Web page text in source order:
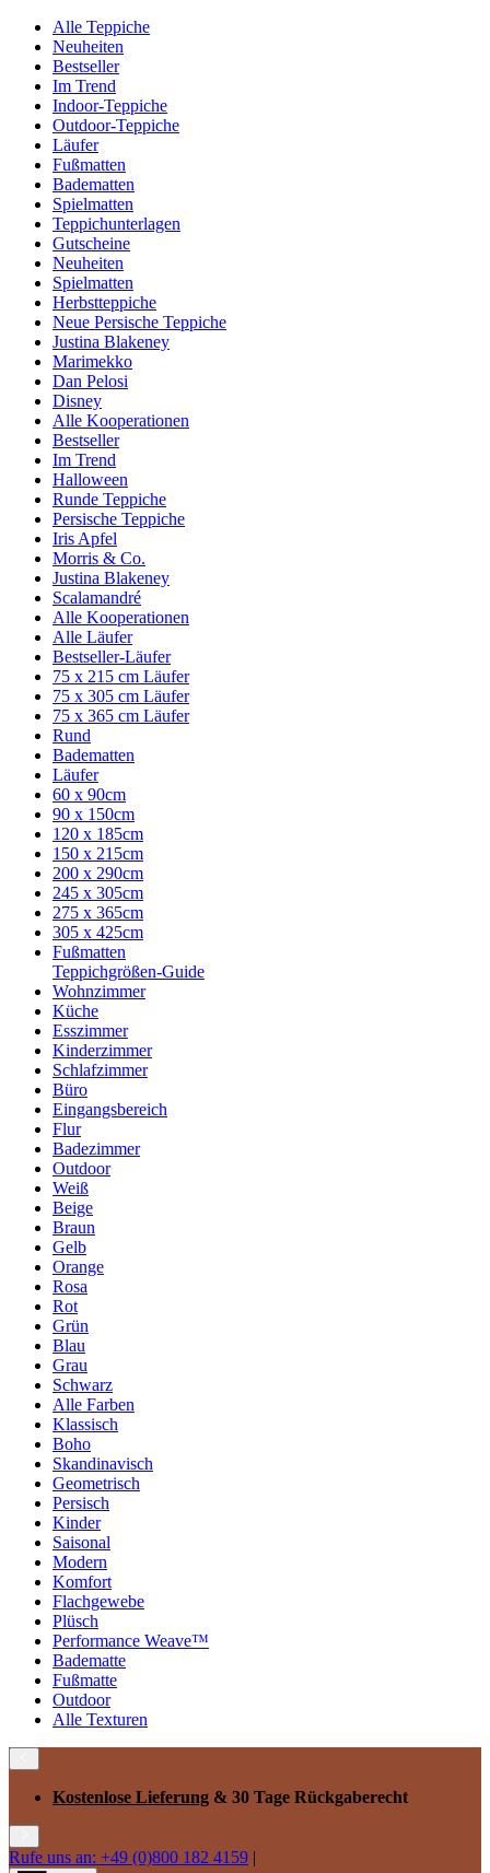
Alle Teppiche
Neuheiten
Bestseller
Im Trend
Indoor-Teppiche
Outdoor-Teppiche
Läufer
Fußmatten
Badematten
Spielmatten
Teppichunterlagen
Gutscheine
Neuheiten
Spielmatten
Herbstteppiche
Neue Persische Teppiche
Justina Blakeney
Marimekko
Dan Pelosi
Disney
Alle Kooperationen
Bestseller
Im Trend
Halloween
Runde Teppiche
Persische Teppiche
Iris Apfel
Morris & Co.
Justina Blakeney
Scalamandré
Alle Kooperationen
Alle Läufer
Bestseller-Läufer
75 x 215 cm Läufer
75 x 305 cm Läufer
75 x 365 cm Läufer
Rund
Badematten
Läufer
60 x 90cm
90 x 150cm
120 x 185cm
150 x 215cm
200 x 290cm
245 x 305cm
275 x 365cm
305 x 425cm
Fußmatten
Teppichgrößen-Guide
Wohnzimmer
Küche
Esszimmer
Kinderzimmer
Schlafzimmer
Büro
Eingangsbereich
Flur
Badezimmer
Outdoor
Weiß
Beige
Braun
Gelb
Orange
Rosa
Rot
Grün
Blau
Grau
Schwarz
Alle Farben
Klassisch
Boho
Skandinavisch
Geometrisch
Persisch
Kinder
Saisonal
Modern
Komfort
Flachgewebe
Plüsch
Performance Weave™
Badematte
Fußmatte
Outdoor
Alle Texturen
Kostenlose Lieferung & 30 Tage Rückgaberecht
Rufe uns an: +49 (0)800 182 4159 |